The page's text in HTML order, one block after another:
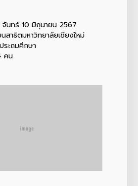
จันทร์ 10 มิถุนายน 2567
สาธิตมหาวิทยาลัยเชียงใหม่
ระถมศึกษา
คน